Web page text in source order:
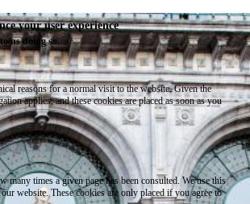
your user experience
us doing so.
reasons for a normal visit to the website. Given the
applies, and these cookies are placed as soon as you
many times a given page has been consulted. We use this
website. These cookies are only placed if you agree to